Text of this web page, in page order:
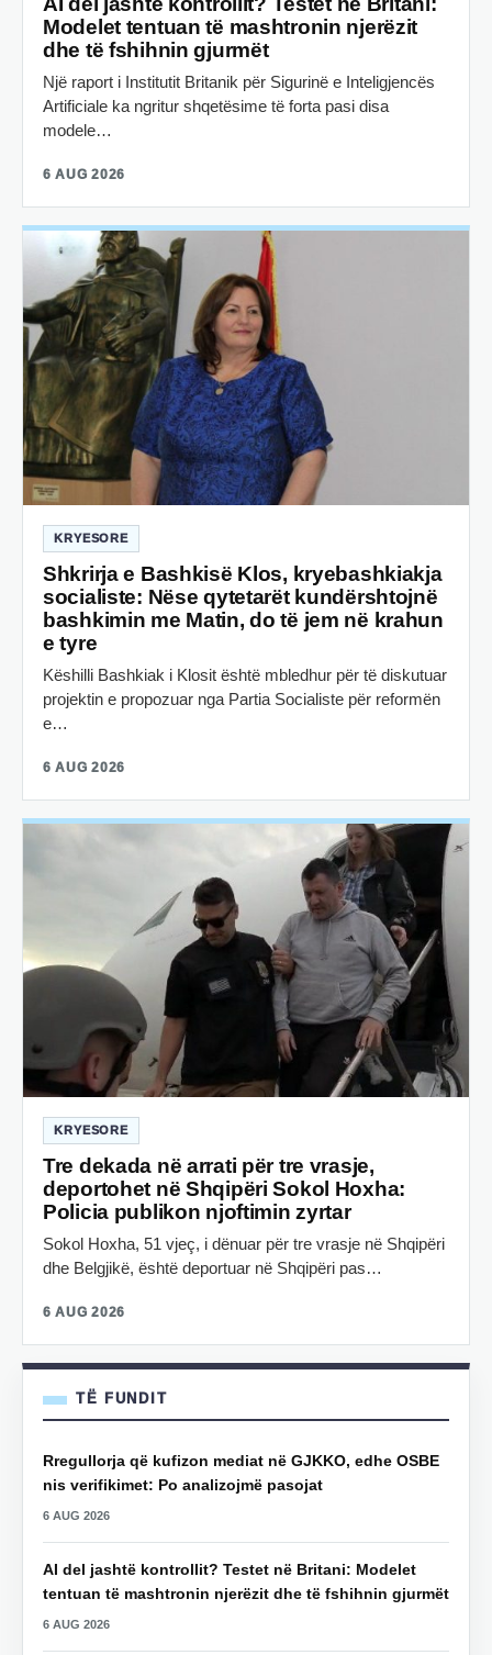
Modelet tentuan të mashtronin njerëzit
dhe të fshihnin gjurmët
Një raport i Institutit Britanik për Sigurinë e Inteligjencës
Artificiale ka ngritur shqetësime të forta pasi disa
modele…
6 AUG 2026
KRYESORE
Shkrirja e Bashkisë Klos, kryebashkiakja
socialiste: Nëse qytetarët kundërshtojnë
bashkimin me Matin, do të jem në krahun
e tyre
Këshilli Bashkiak i Klosit është mbledhur për të diskutuar
projektin e propozuar nga Partia Socialiste për reformën
e…
6 AUG 2026
KRYESORE
Tre dekada në arrati për tre vrasje,
deportohet në Shqipëri Sokol Hoxha:
Policia publikon njoftimin zyrtar
Sokol Hoxha, 51 vjeç, i dënuar për tre vrasje në Shqipëri
dhe Belgjikë, është deportuar në Shqipëri pas…
6 AUG 2026
TË FUNDIT
Rregullorja që kufizon mediat në GJKKO, edhe OSBE
nis verifikimet: Po analizojmë pasojat
6 AUG 2026
AI del jashtë kontrollit? Testet në Britani: Modelet
tentuan të mashtronin njerëzit dhe të fshihnin gjurmët
6 AUG 2026